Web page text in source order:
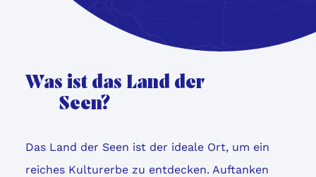
Was ist das Land der
Seen?
Das Land der Seen ist der ideale Ort, um ein
reiches Kulturerbe zu entdecken. Auftanken